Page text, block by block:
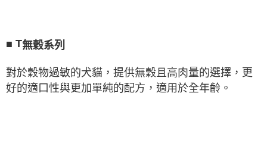
■ T無穀系列
對於穀物過敏的犬貓，提供無穀且高肉量的選擇，更
好的適口性與更加單純的配方，適用於全年齡。